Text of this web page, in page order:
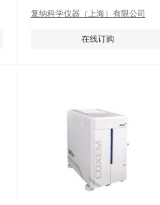
复纳科学仪器（上海）有限公司
在线订购